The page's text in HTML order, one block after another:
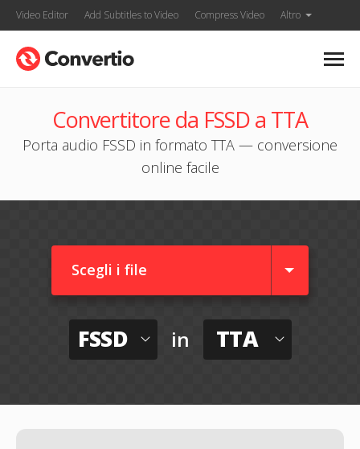
Video Editor Add Subtitles to Video Compress Video Altro
Convertitore da FSSD a TTA
Porta audio FSSD in formato TTA — conversione
online facile
Scegli i file
FSSD in TTA